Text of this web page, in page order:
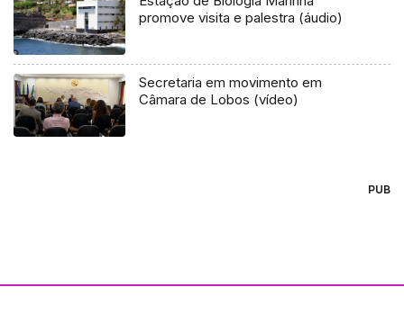
promove visita e palestra (áudio)
Secretaria em movimento em
Câmara de Lobos (vídeo)
PUB